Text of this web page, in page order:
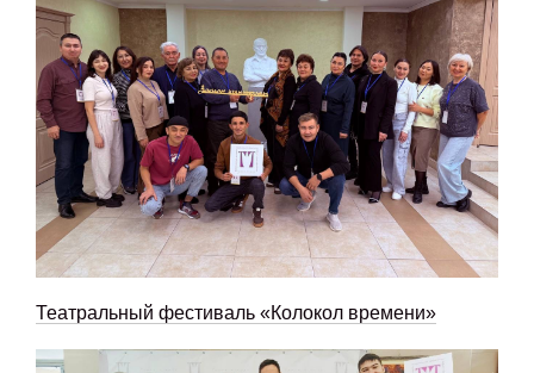
Театральный фестиваль «Колокол времени»